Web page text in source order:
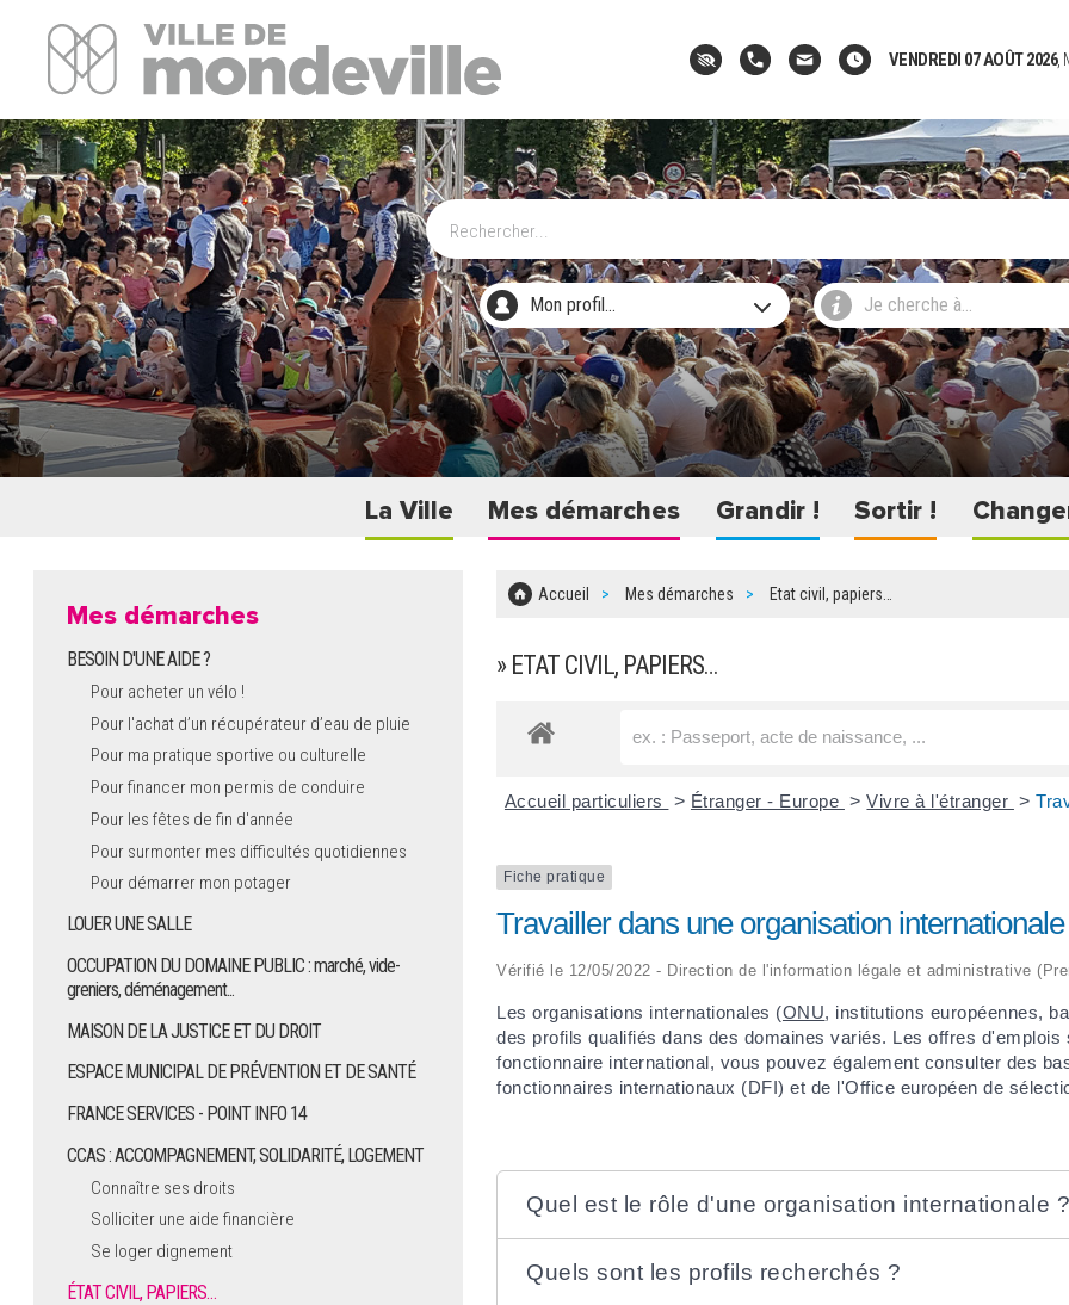
Site Officiel de la ville de Mondeville
VENDREDI 07 AOÛT 2026,
Mon profil... Je cherche à...
La Ville Mes démarches Grandir ! Sortir !
Accueil Mes démarches Etat civil, papiers…
» ETAT CIVIL, PAPIERS…
Accueil particuliers > Étranger - Europe > Vivre à l'étranger >
Fiche pratique
Travailler dans une organisation internationale
Vérifié le 12/05/2022 - Direction de l'information légale et administrative
Les organisations internationales (ONU, institutions européennes,
des profils qualifiés dans des domaines variés. Les offres
fonctionnaire international, vous pouvez également consulter des
fonctionnaires internationaux (DFI) et de l'Office européen de
Quel est le rôle d'une organisation internationale
Quels sont les profils recherchés ?
Mes démarches
BESOIN D'UNE AIDE ?
Pour acheter un vélo !
Pour l'achat d’un récupérateur d’eau de pluie
Pour ma pratique sportive ou culturelle
Pour financer mon permis de conduire
Pour les fêtes de fin d'année
Pour surmonter mes difficultés quotidiennes
Pour démarrer mon potager
LOUER UNE SALLE
OCCUPATION DU DOMAINE PUBLIC : marché, vide-
greniers, déménagement...
MAISON DE LA JUSTICE ET DU DROIT
ESPACE MUNICIPAL DE PRÉVENTION ET DE SANTÉ
FRANCE SERVICES - POINT INFO 14
CCAS : ACCOMPAGNEMENT, SOLIDARITÉ, LOGEMENT
Connaître ses droits
Solliciter une aide financière
Se loger dignement
ÉTAT CIVIL, PAPIERS…